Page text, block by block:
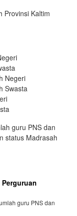
Provinsi Kaltim
Negeri
Swasta
guru PNS dan
status Madrasah
guru PNS dan